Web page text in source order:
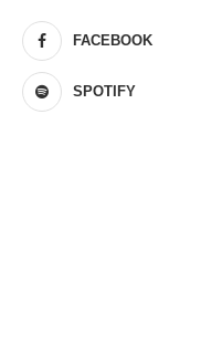
FACEBOOK
SPOTIFY